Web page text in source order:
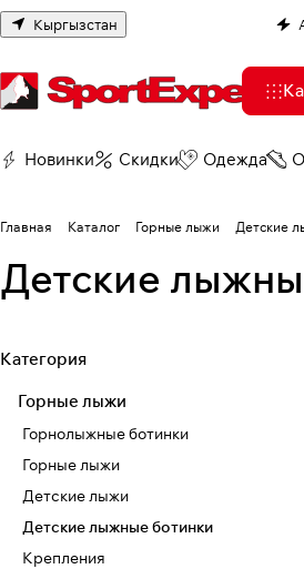
Кыргызстан
Новинки Скидки Одежда
Главная Каталог Горные лыжи Детские
Детские
Категория
Горные лыжи
Горнолыжные ботинки
Горные лыжи
Детские лыжи
Детские лыжные ботинки
Крепления